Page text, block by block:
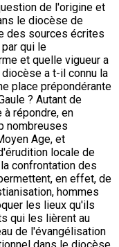
de l'origine et
le diocèse de
des sources écrites
qui le
et quelle vigueur a
a t-il connu la
place prépondérante
? Autant de
répondre, en
nombreuses
Age, et
locale de
confrontation des
en effet, de
hommes
les lieux qu'ils
qui les lièrent au
de l'évangélisation